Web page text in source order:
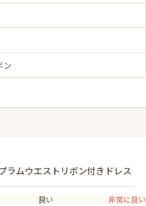
ン
ラムウエストリボン付きドレス
良い 非常に良い